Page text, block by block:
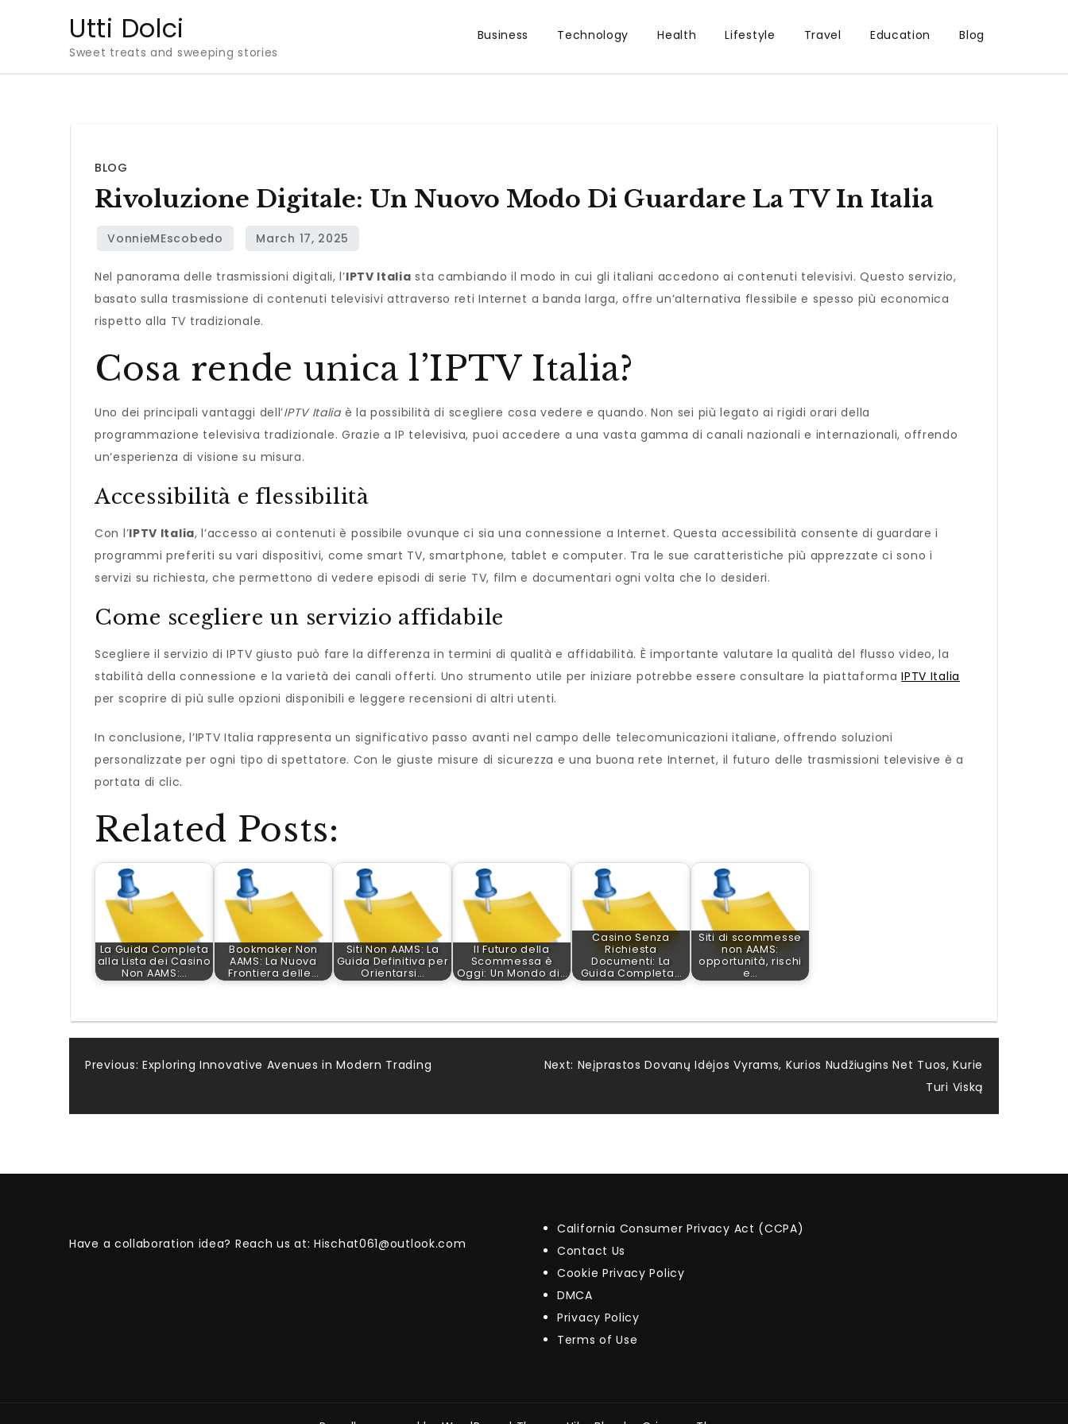
Utti Dolci
Sweet treats and sweeping stories
Business Technology Health Lifestyle Travel Education Blog
BLOG
Rivoluzione Digitale: Un Nuovo Modo Di Guardare La TV In Italia
Nel panorama delle trasmissioni digitali, l’IPTV Italia sta cambiando il modo in cui gli italiani accedono ai contenuti televisivi. Questo servizio,
basato sulla trasmissione di contenuti televisivi attraverso reti Internet a banda larga, offre un’alternativa flessibile e spesso più economica
rispetto alla TV tradizionale.
Cosa rende unica l’IPTV Italia?
Uno dei principali vantaggi dell’IPTV Italiaè la possibilità di scegliere cosa vedere e quando. Non sei più legato ai rigidi orari della
programmazione televisiva tradizionale. Grazie a IP televisiva, puoi accedere a una vasta gamma di canali nazionali e internazionali, offrendo
un’esperienza di visione su misura.
Accessibilità e flessibilità
Con l’IPTV Italia, l’accesso ai contenuti è possibile ovunque ci sia una connessione a Internet. Questa accessibilità consente di guardare i
programmi preferiti su vari dispositivi, come smart TV, smartphone, tablet e computer. Tra le sue caratteristiche più apprezzate ci sono i
servizi su richiesta, che permettono di vedere episodi di serie TV, film e documentari ogni volta che lo desideri.
Come scegliere un servizio affidabile
Scegliere il servizio di IPTV giusto può fare la differenza in termini di qualità e affidabilità. È importante valutare la qualità del flusso video, la
stabilità della connessione e la varietà dei canali offerti. Uno strumento utile per iniziare potrebbe essere consultare la piattaformaIPTV Italia
per scoprire di più sulle opzioni disponibili e leggere recensioni di altri utenti.
In conclusione, l’IPTV Italia rappresenta un significativo passo avanti nel campo delle telecomunicazioni italiane, offrendo soluzioni
personalizzate per ogni tipo di spettatore. Con le giuste misure di sicurezza e una buona rete Internet, il futuro delle trasmissioni televisive è a
portata di clic.
Related Posts:
La Guida Completa
alla Lista dei Casino
Non AAMS:…
Bookmaker Non
AAMS: La Nuova
Frontiera delle…
Siti Non AAMS: La
Guida Definitiva per
Orientarsi…
Il Futuro della
Scommessa è
Oggi: Un Mondo di…
Casino Senza
Richiesta
Documenti: La
Guida Completa…
Siti di scommesse
non AAMS:
opportunità, rischi
e…
Post
navigation
Previous: Exploring Innovative Avenues in Modern Trading Next: Neįprastos Dovanų Idėjos Vyrams, Kurios Nudžiugins Net Tuos, Kurie
Turi Viską
Have a collaboration idea? Reach us at:Hischat061@outlook.com
California Consumer Privacy Act (CCPA)
Contact Us
Cookie Privacy Policy
DMCA
Privacy Policy
Terms of Use